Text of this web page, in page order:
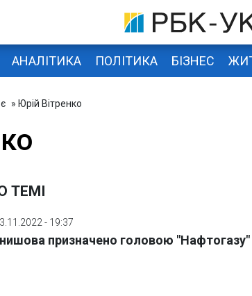
АНАЛІТИКА ПОЛІТИКА БІЗНЕС
» Юрій Вітренко
ТЕМІ
- 19:37
призначено головою "Нафтогазу"